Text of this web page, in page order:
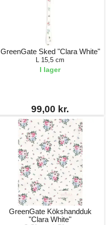
GreenGate Sked "Clara White"
L 15,5 cm
I lager
99,00 kr.
GreenGate Kökshandduk
"Clara White"